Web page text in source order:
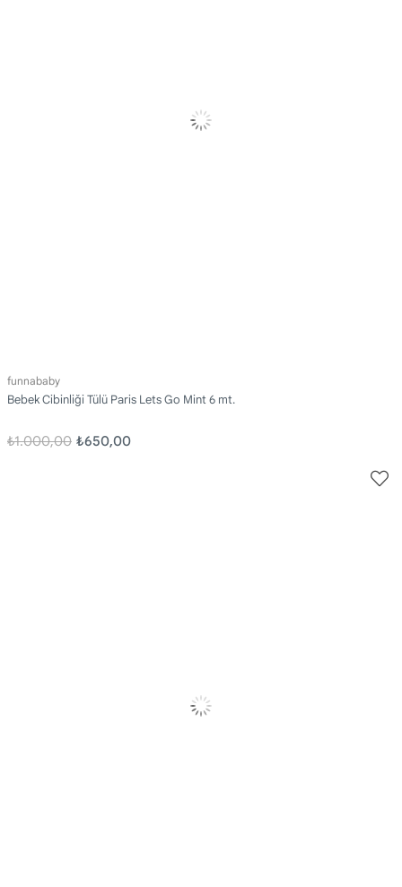
funnababy
Bebek Cibinliği Tülü Paris Lets Go Mint 6 mt.
₺650,00
₺1.000,00